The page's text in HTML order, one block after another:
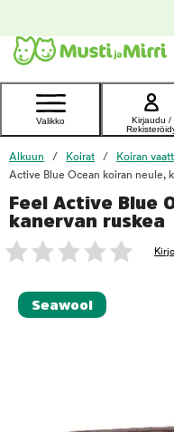
Ota yhteyttä
asiakaspalveluun
Valikko
Kirjaudu /
Alkuun Koirat Koiran
Active Blue Ocean koiran neule,
Feel Active Blue
kanervan ruskea
Seawool
foo